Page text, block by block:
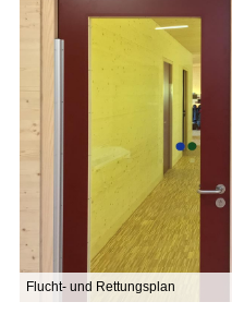
Flucht- und Rettungsplan